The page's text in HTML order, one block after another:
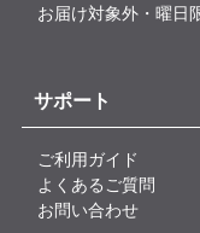
お届け対象外・曜日
サポート
ご利用ガイド
よくあるご質問
お問い合わせ